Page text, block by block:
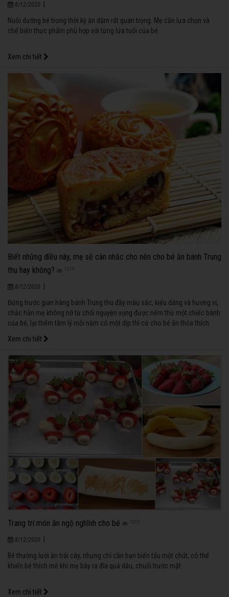
8/12/2020
Nuôi dưỡng bé trong thời kỳ ăn dặm rất quan trọng. Mẹ cần lựa chọn và
chế biến thực phẩm phù hợp với từng lứa tuổi của bé.
Xem chi tiết
Biết những điều này, mẹ sẽ cân nhắc cho nên cho bé ăn bánh Trung
thu hay không?
1219
8/12/2020
Đứng trước gian hàng bánh Trung thu đầy màu sắc, kiểu dáng và hương vị,
chắc hẳn mẹ không nỡ từ chối nguyện vọng được nếm thử một chiếc bánh
của bé, lại thếm tâm lý mỗi năm có một dịp thì cứ cho bé ăn thỏa thích.
mức nào?
Xem chi tiết
Trang trí món ăn ngộ nghĩnh cho bé 1223
8/12/2020
Bé thường lười ăn trái cây, nhưng chỉ cần bạn biến tấu một chút, có thể
khiến bé thích mê khi mẹ bày ra đĩa quả dâu, chuối trước mặt.
Xem chi tiết